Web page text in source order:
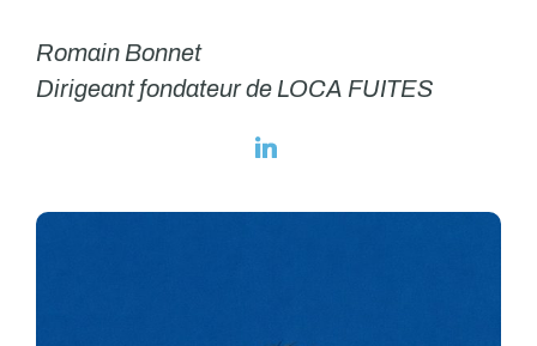
Romain Bonnet
Dirigeant fondateur de LOCA FUITES